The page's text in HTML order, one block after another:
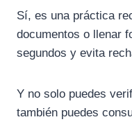
Sí, es una práctica
documentos o llenar
segundos y evita
Y no solo puedes
también puedes